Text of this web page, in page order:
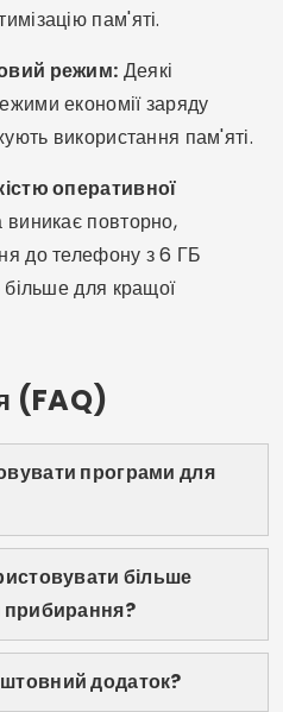
від повільного або
За допомогою
очистити пам’ять,
продуктивність за
витрат ні копійки.
програми, перевірте, що
Збережіть цю статтю,
вона вам знадобиться,
хто також страждає від
- SpotAds